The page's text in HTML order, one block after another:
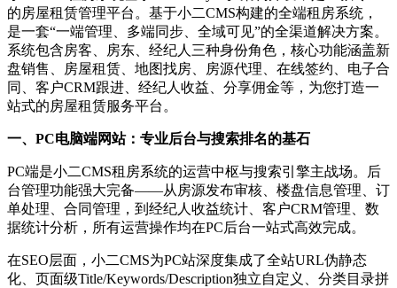
的房屋租赁管理平台。基于小二CMS构建的全端租房系统，
是一套“一端管理、多端同步、全域可见”的全渠道解决方案。
系统包含房客、房东、经纪人三种身份角色，核心功能涵盖新
盘销售、房屋租赁、地图找房、房源代理、在线签约、电子合
同、客户CRM跟进、经纪人收益、分享佣金等，为您打造一
站式的房屋租赁服务平台。
一、PC电脑端网站：专业后台与搜索排名的基石
PC端是小二CMS租房系统的运营中枢与搜索引擎主战场。后
台管理功能强大完备——从房源发布审核、楼盘信息管理、订
单处理、合同管理，到经纪人收益统计、客户CRM管理、数
据统计分析，所有运营操作均在PC后台一站式高效完成。
在SEO层面，小二CMS为PC站深度集成了全站URL伪静态
化、页面级Title/Keywords/Description独立自定义、分类目录拼